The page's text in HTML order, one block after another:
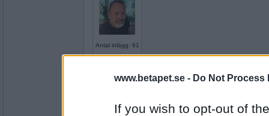
www.betapet.se - Do Not Process
If you wish to opt-out of
Antal inlägg: 61
Nej det tror jag inte